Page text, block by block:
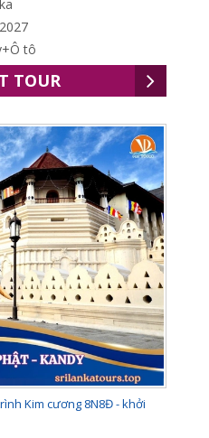
tô
TOUR
Kim cương 8N8Đ - khởi